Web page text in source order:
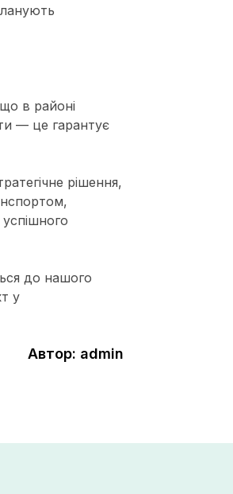
в районі
— це гарантує
рішення,
до нашого
у
Автор: admin